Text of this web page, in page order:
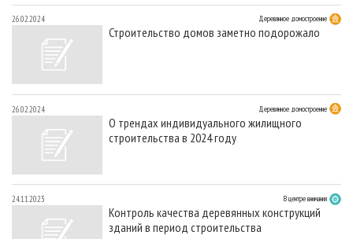
26.02.2024 Деревянное домостроение
Строительство домов заметно подорожало
26.02.2024 Деревянное домостроение
О трендах индивидуального жилищного
строительства в 2024 году
24.11.2023 В центре внимания
Контроль качества деревянных конструкций
зданий в период строительства